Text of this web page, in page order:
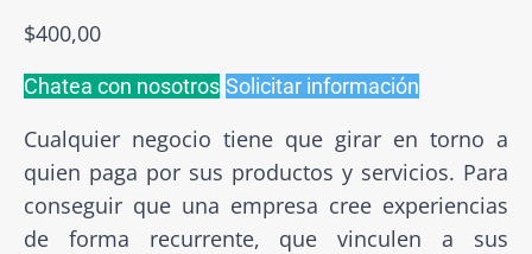
$400,00
Chatea con nosotros Solicitar información
Cualquier negocio tiene que girar en torno a
quien paga por sus productos y servicios. Para
conseguir que una empresa cree experiencias
de forma recurrente, que vinculen a sus